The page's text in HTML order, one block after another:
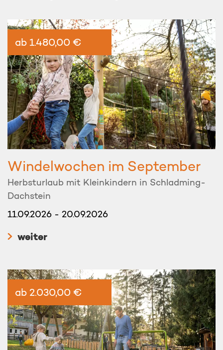
ab 1.480,00 €
Windelwochen im September
Herbsturlaub mit Kleinkindern in Schladming-
Dachstein
11.09.2026 - 20.09.2026
weiter
ab 2.030,00 €